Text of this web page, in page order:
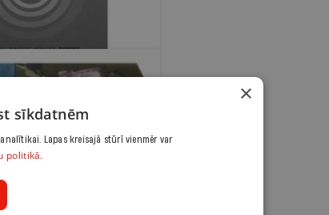
×
sīkdatnēm
Lapas kreisajā stūrī vienmēr var
politikā.